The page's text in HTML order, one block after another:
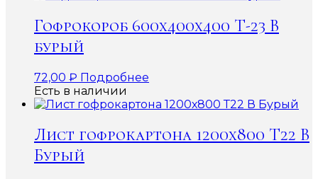
Гофрокороб 600x400x400 Т-23 В
бурый
72,00 ₽ Подробнее
Есть в наличии
Лист гофрокартона 1200х800 Т22 В
Бурый